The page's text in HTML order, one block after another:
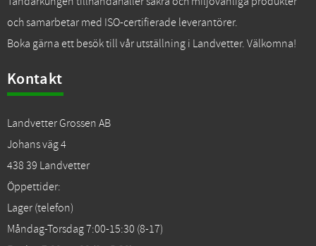
och samarbetar med ISO-certifierade leverantörer.
Boka gärna ett besök till vår utställning i Landvetter. Välkomna!
Kontakt
Landvetter Grossen AB
Johans väg 4
438 39 Landvetter
Öppettider:
Lager (telefon)
Måndag-Torsdag 7:00-15:30 (8-17)